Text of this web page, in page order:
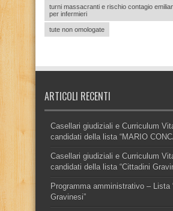
turni massacranti e rischio contagio
per infermieri
tute non omologate
ARTICOLI RECENTI
Casellari giudiziali e Curriculum
candidati della lista “MARIO
Casellari giudiziali e Curriculum
candidati della lista “Cittadini
Programma amministrativo – Lista
Gravinesi”